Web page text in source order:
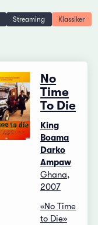
Streaming Klassiker
No
Time
To Die
King
Boama
Darko
Ampaw
Ghana,
2007
«No Time
to Die»